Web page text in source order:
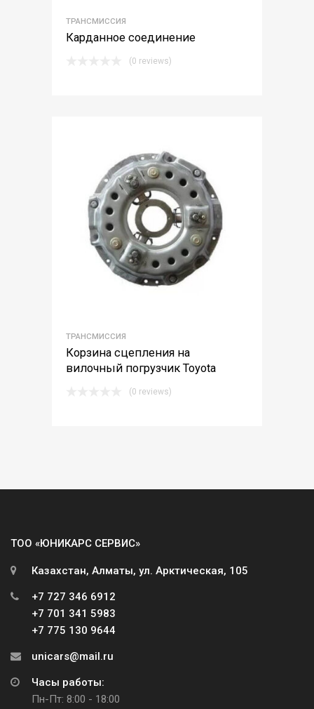
ТРАНСМИССИЯ
Карданное соединение
(0 reviews)
ТРАНСМИССИЯ
Корзина сцепления на
вилочный погрузчик Toyota
(0 reviews)
ТОО «ЮНИКАРС СЕРВИС»
Казахстан, Алматы, ул. Арктическая, 105
+7 727 346 6912
+7 701 341 5983
+7 775 130 9644
unicars@mail.ru
Часы работы:
Пн-Пт: 8:00 - 18:00